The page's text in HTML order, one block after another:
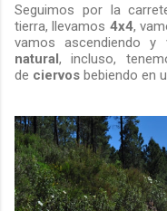
Seguimos por la
tierra, llevamos 4x4,
vamos ascendiendo y
natural, incluso,
de ciervos bebiendo en